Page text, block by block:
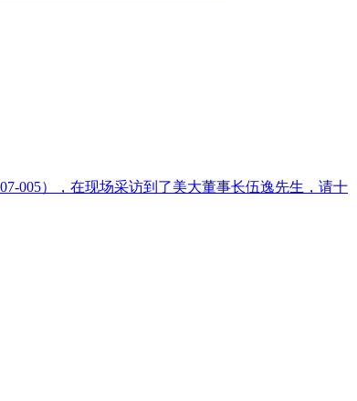
005），在现场采访到了美大董事长伍逸先生，请十